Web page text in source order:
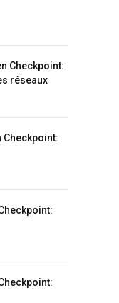
Checkpoint:
réseaux
Checkpoint: